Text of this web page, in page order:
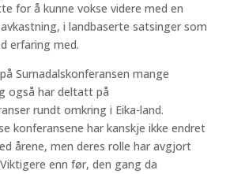
for å kunne vokse videre med en
i landbaserte satsinger som
erfaring med.
Surnadalskonferansen mange
også har deltatt på
rundt omkring i Eika-land.
konferansene har kanskje ikke endret
årene, men deres rolle har avgjort
enn før, den gang da